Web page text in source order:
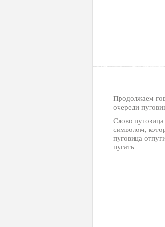
Продолжаем
очереди
Слово
символом,
пуговица
пугать.